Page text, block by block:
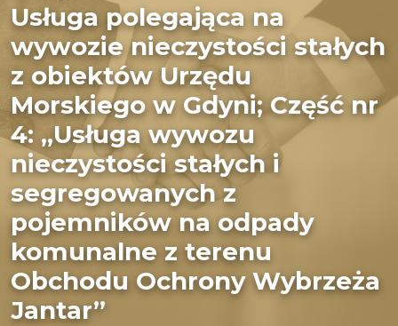
Usługa polegająca na
wywozie nieczystości stałych
z obiektów Urzędu
Morskiego w Gdyni; Część nr
4: „Usługa wywozu
nieczystości stałych i
segregowanych z
pojemników na odpady
komunalne z terenu
Obchodu Ochrony Wybrzeża
Jantar”